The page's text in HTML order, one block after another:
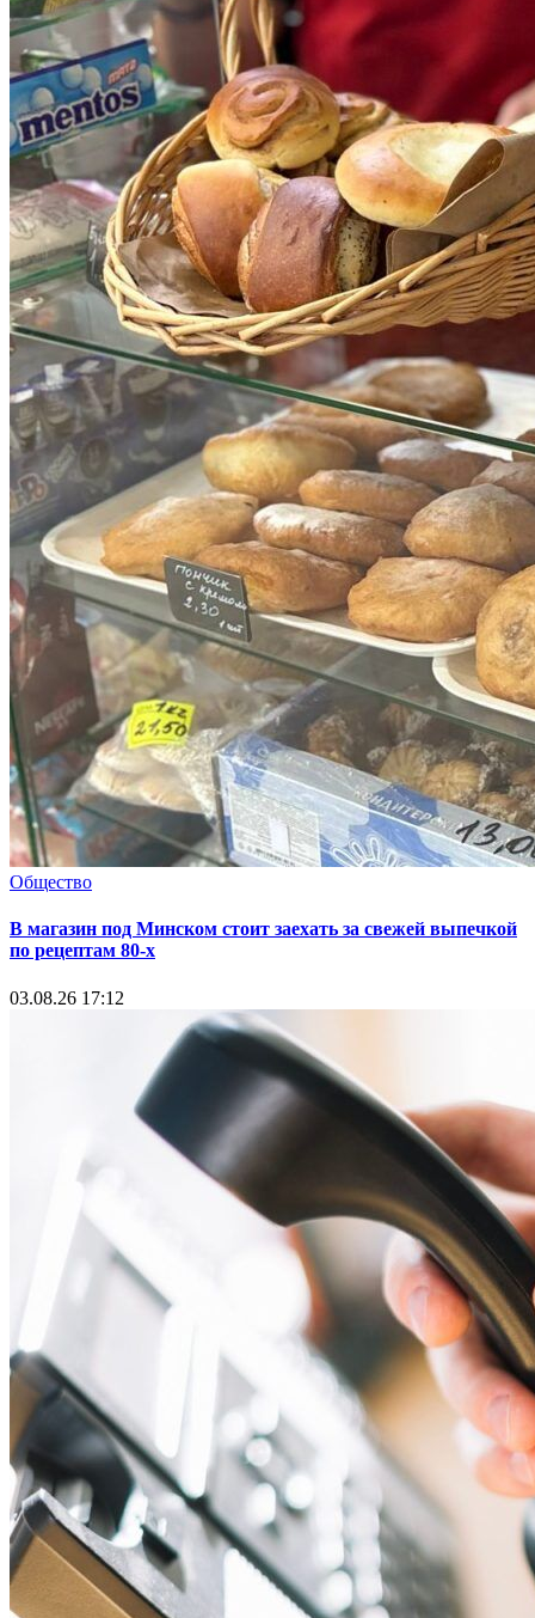
Общество
В магазин под Минском стоит заехать за свежей выпечкой
по рецептам 80-х
03.08.26 17:12